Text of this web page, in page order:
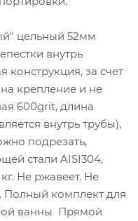
цельный 52мм
внутрь
конструкция, за счет
крепление и не
600grit, длина
внутрь трубы),
подрезать,
стали AISI304,
Не ржавеет. Не
Полный комплект для
ванны Прямой